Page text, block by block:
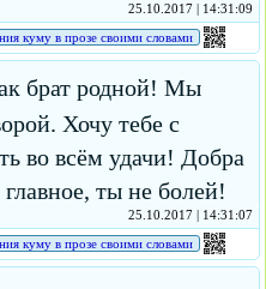
25.10.2017 | 14:31:09
куму в прозе своими словами
брат родной! Мы
Хочу тебе с
во всём удачи! Добра
ты не болей!
25.10.2017 | 14:31:07
куму в прозе своими словами